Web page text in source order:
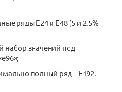
ряды Е24 и Е48 (5 и 2,5%
набор значений под
полный ряд – Е192.